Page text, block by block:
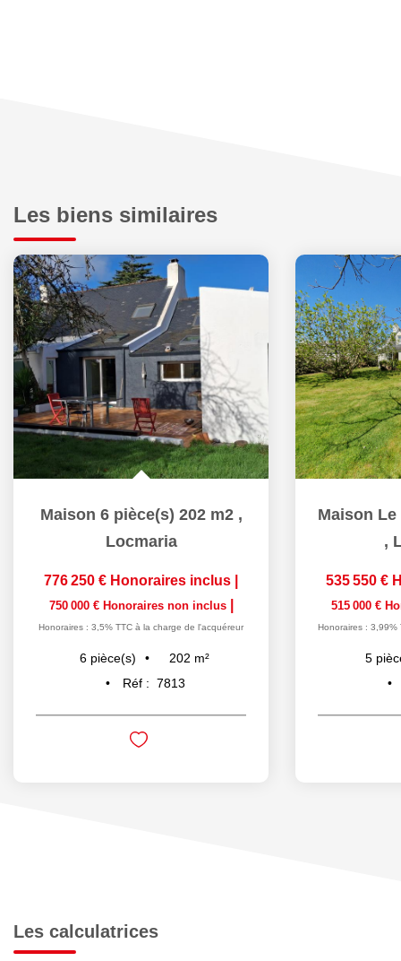
Les biens similaires
Maison 6 pièce(s) 202 m2 ,
Locmaria
776 250 € Honoraires inclus
750 000 € Honoraires non inclus
Honoraires : 3,5% TTC à la charge de l'acquéreur
6 pièce(s) 202 m²
Réf : 7813
,
535 550 €
515 000 €
Honoraires : 3,99%
5
Les calculatrices